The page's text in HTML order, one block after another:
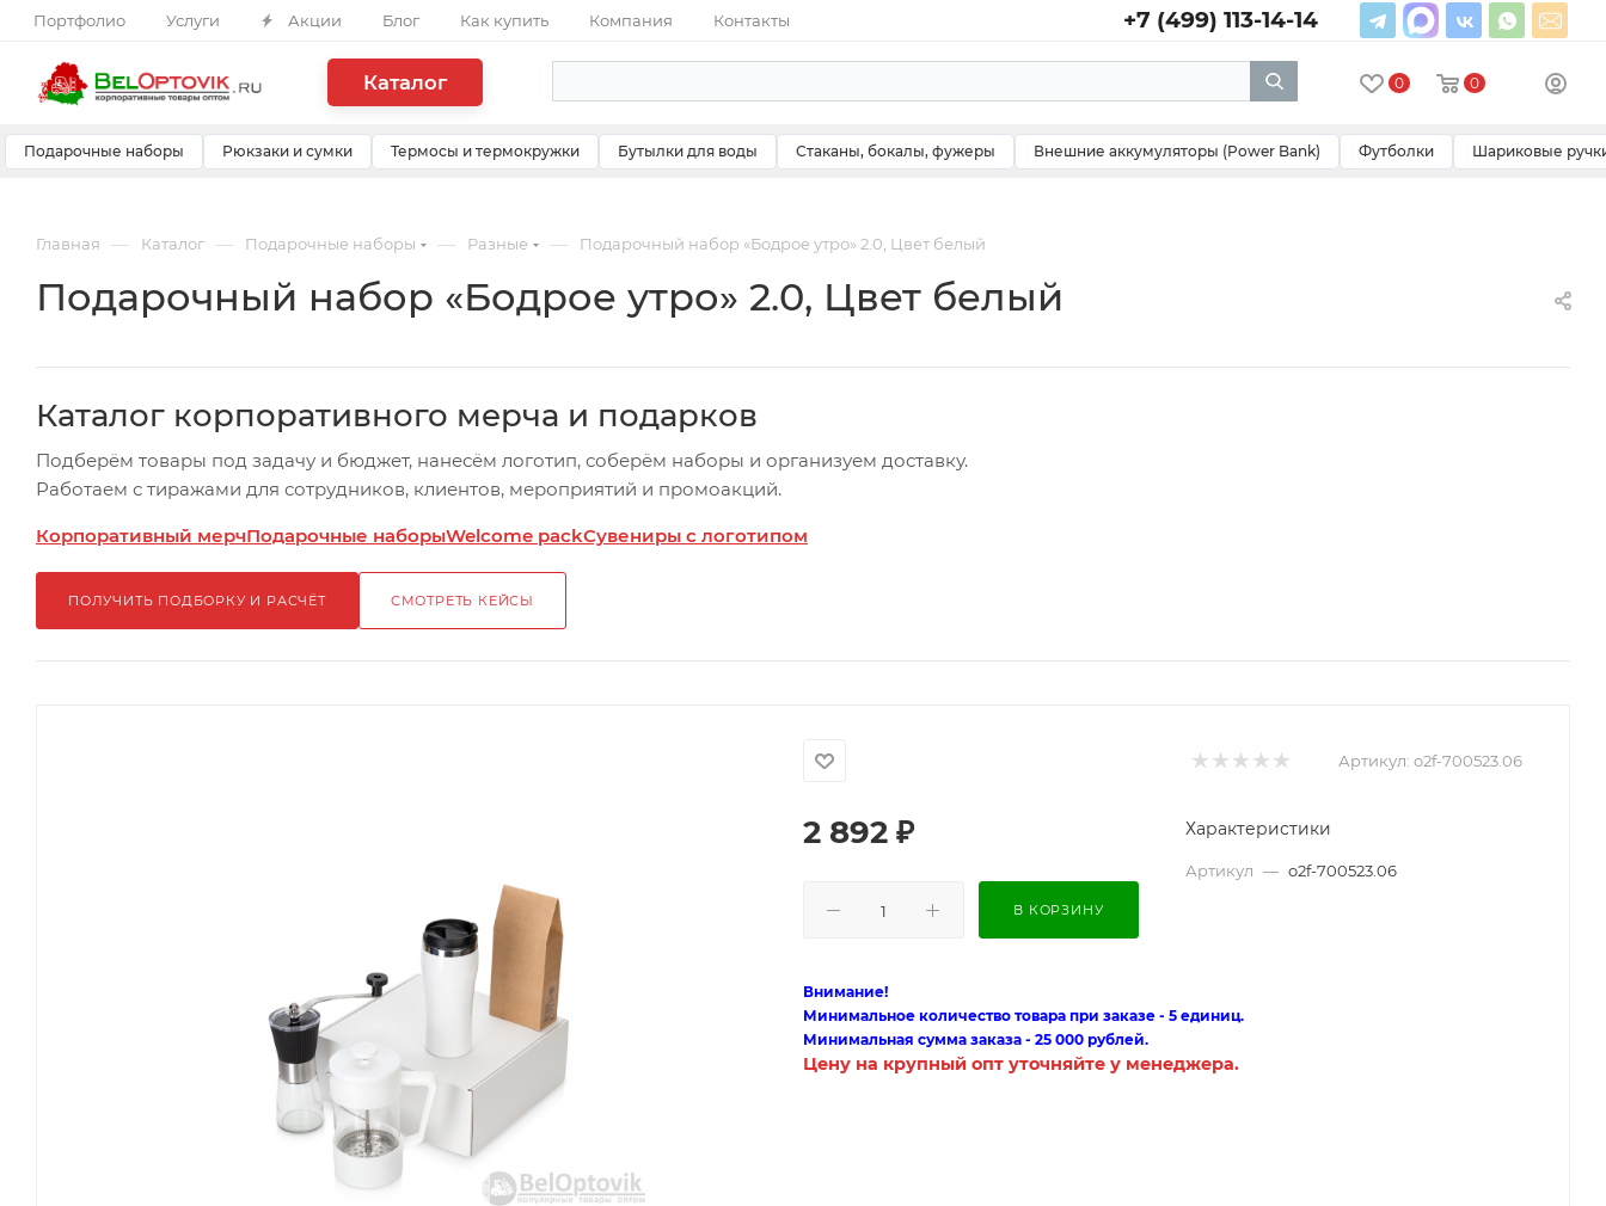
Портфолио Услуги Акции Блог Как купить Компания Контакты +7 (499) 113-14-14
Каталог 0 0
Подарочные наборы Рюкзаки и сумки Термосы и термокружки Бутылки для воды Стаканы, бокалы, фужеры Внешние аккумуляторы (Power Bank) Футболки Шариковые
Главная — Каталог — Подарочные наборы — Разные — Подарочный набор «Бодрое утро» 2.0, Цвет белый
Подарочный набор «Бодрое утро» 2.0, Цвет белый
Каталог корпоративного мерча и подарков
Подберём товары под задачу и бюджет, нанесём логотип, соберём наборы и организуем доставку.
Работаем с тиражами для сотрудников, клиентов, мероприятий и промоакций.
Корпоративный мерчПодарочные наборыWelcome packСувениры с логотипом
ПОЛУЧИТЬ ПОДБОРКУ И РАСЧЁТ СМОТРЕТЬ КЕЙСЫ
Артикул: o2f-700523.06
2 892 ₽
В КОРЗИНУ
Характеристики
Артикул — o2f-700523.06
Внимание!
Минимальное количество товара при заказе - 5 единиц.
Минимальная сумма заказа - 25 000 рублей.
Цену на крупный опт уточняйте у менеджера.